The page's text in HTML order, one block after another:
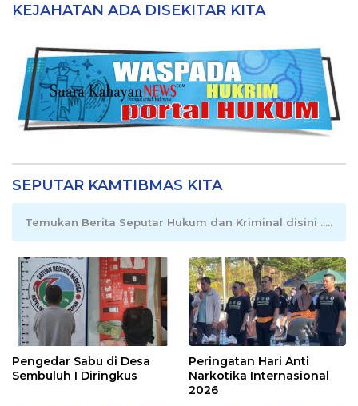
KEJAHATAN ADA DISEKITAR KITA
SEPUTAR KAMTIBMAS KITA
Temukan Berita Seputar Hukum dan Kriminal disini .....
Pengedar Sabu di Desa
Sembuluh I Diringkus
Peringatan Hari Anti
Narkotika Internasional
2026